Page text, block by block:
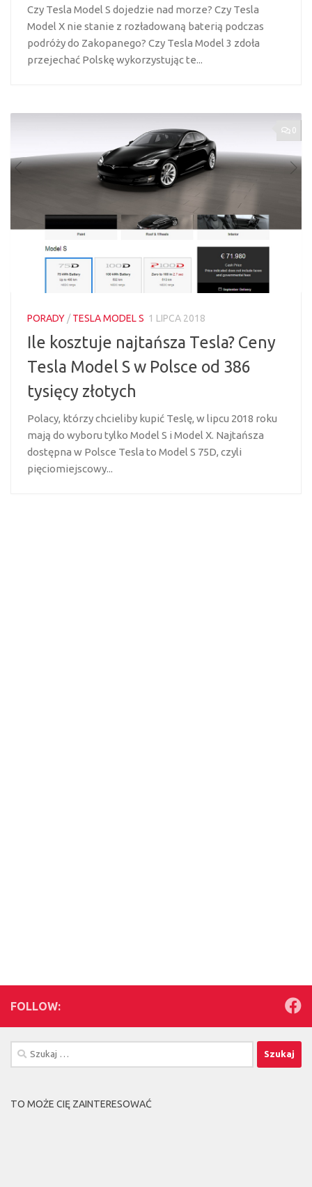
Czy Tesla Model S dojedzie nad morze? Czy Tesla
Model X nie stanie z rozładowaną baterią podczas
podróży do Zakopanego? Czy Tesla Model 3 zdoła
przejechać Polskę wykorzystując te...
0
PORADY /TESLA MODEL S 1 LIPCA 2018
Ile kosztuje najtańsza Tesla? Ceny
Tesla Model S w Polsce od 386
tysięcy złotych
Polacy, którzy chcieliby kupić Teslę, w lipcu 2018 roku
mają do wyboru tylko Model S i Model X. Najtańsza
dostępna w Polsce Tesla to Model S 75D, czyli
pięciomiejscowy...
FOLLOW:
Szukaj:
TO MOŻE CIĘ ZAINTERESOWAĆ